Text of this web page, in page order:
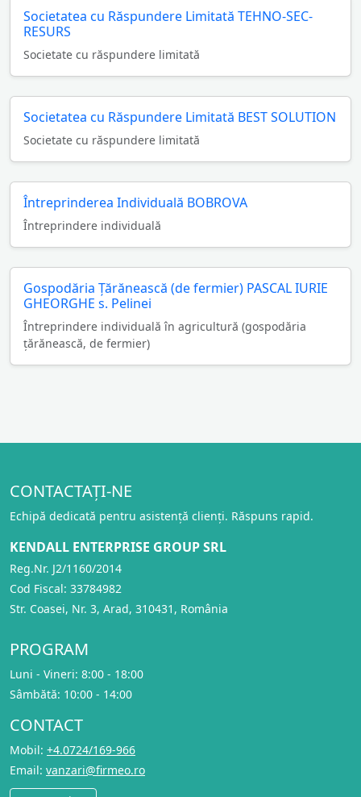
Societatea cu Răspundere Limitată TEHNO-SEC-
RESURS
Societate cu răspundere limitată
Societatea cu Răspundere Limitată BEST SOLUTION
Societate cu răspundere limitată
Întreprinderea Individuală BOBROVA
Întreprindere individuală
Gospodăria Ţărănească (de fermier) PASCAL IURIE
GHEORGHE s. Pelinei
Întreprindere individuală în agricultură (gospodăria
ţărănească, de fermier)
CONTACTAȚI-NE
Echipă dedicată pentru asistență clienți. Răspuns rapid.
KENDALL ENTERPRISE GROUP SRL
Reg.Nr. J2/1160/2014
Cod Fiscal: 33784982
Str. Coasei, Nr. 3, Arad, 310431, România
PROGRAM
Luni - Vineri: 8:00 - 18:00
Sâmbătă: 10:00 - 14:00
CONTACT
Mobil: +4.0724/169-966
Email: vanzari@firmeo.ro